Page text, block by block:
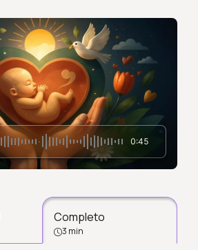
0:45
Completo
3 min